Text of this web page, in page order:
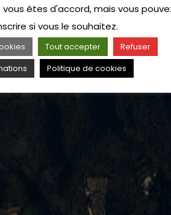
êtes d'accord, mais vous
si vous le souhaitez.
Tout accepter
Refuser
Politique de cookies